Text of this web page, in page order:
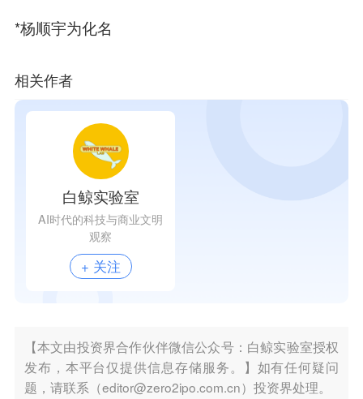
*杨顺宇为化名
相关作者
白鲸实验室
AI时代的科技与商业文明
观察
+ 关注
【本文由投资界合作伙伴微信公众号：白鲸实验室授权
发布，本平台仅提供信息存储服务。】如有任何疑问
题，请联系（editor@zero2ipo.com.cn）投资界处理。